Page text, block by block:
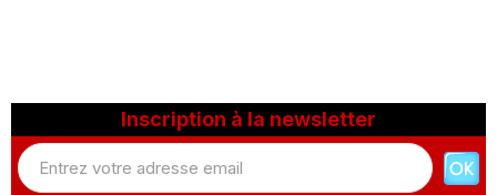
Inscription à la newsletter